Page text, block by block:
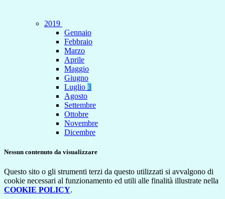
2019
Gennaio
Febbraio
Marzo
Aprile
Maggio
Giugno
Luglio 3
Agosto
Settembre
Ottobre
Novembre
Dicembre
Nessun contenuto da visualizzare
Questo sito o gli strumenti terzi da questo utilizzati si avvalgono di
cookie necessari al funzionamento ed utili alle finalità illustrate nella
COOKIE POLICY.